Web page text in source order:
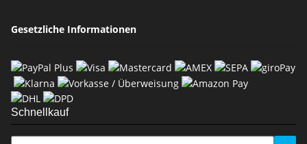
Gesetzliche Informationen
Schnellkauf